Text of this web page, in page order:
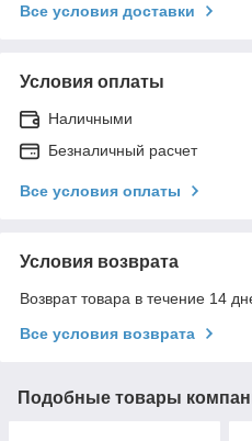
Все условия доставки
Условия оплаты
Наличными
Безналичный расчет
Все условия оплаты
Условия возврата
Возврат товара в течение 14
Все условия возврата
Подобные товары